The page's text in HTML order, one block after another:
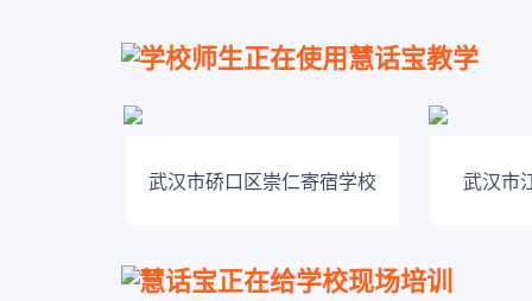
学校师生正在使用慧话宝教学
武汉市硚口区崇仁寄宿学校 武汉市
慧话宝正在给学校现场培训